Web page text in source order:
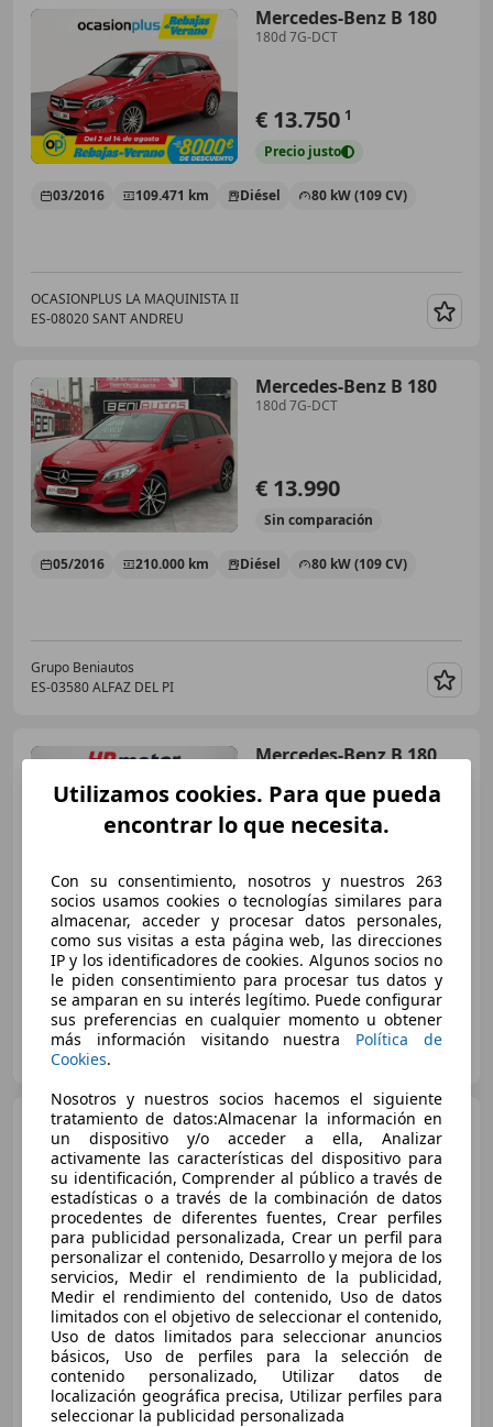
Mercedes-Benz B 180
180d 7G-DCT
€ 13.750 1
Precio justo
03/2016 109.471 km Diésel 80 kW (109 CV)
OCASIONPLUS LA MAQUINISTA II
ES-08020 SANT ANDREU
Mercedes-Benz B 180
180d 7G-DCT
€ 13.990
Sin comparación
05/2016 210.000 km Diésel 80 kW (109 CV)
Grupo Beniautos
ES-03580 ALFAZ DEL PI
Mercedes-Benz B 180
Buenprecio
04/2016 132.620 km Diésel 80 kW (109 CV)
HR MOTOR MALAGA CENTRO
ES-29004 MALAGA
Mercedes-Benz B 180
B180D AUTO 109CV 5P #
PARKTRONIC
€ 13.250
Buen precio
05/2016 101.400 km Diésel 80 kW (109 CV)
AUTOFESA
ES-28430 ALPEDRETE
Utilizamos cookies. Para que pueda
encontrar lo que necesita.
Con su consentimiento, nosotros y nuestros 263
socios usamos cookies o tecnologías similares para
almacenar, acceder y procesar datos personales,
como sus visitas a esta página web, las direcciones
IP y los identificadores de cookies. Algunos socios no
le piden consentimiento para procesar tus datos y
se amparan en su interés legítimo. Puede configurar
sus preferencias en cualquier momento u obtener
más información visitando nuestra Política de
Cookies.
Nosotros y nuestros socios hacemos el siguiente
tratamiento de datos:Almacenar la información en
un dispositivo y/o acceder a ella, Analizar
activamente las características del dispositivo para
su identificación, Comprender al público a través de
estadísticas o a través de la combinación de datos
procedentes de diferentes fuentes, Crear perfiles
para publicidad personalizada, Crear un perfil para
personalizar el contenido, Desarrollo y mejora de los
servicios, Medir el rendimiento de la publicidad,
Medir el rendimiento del contenido, Uso de datos
limitados con el objetivo de seleccionar el contenido,
Uso de datos limitados para seleccionar anuncios
básicos, Uso de perfiles para la selección de
contenido personalizado, Utilizar datos de
localización geográfica precisa, Utilizar perfiles para
seleccionar la publicidad personalizada